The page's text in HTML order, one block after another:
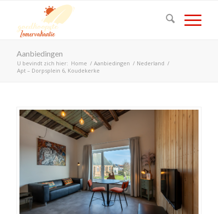
Aanbiedingen
U bevindt zich hier: Home / Aanbiedingen / Nederland /
Apt – Dorpsplein 6, Koudekerke